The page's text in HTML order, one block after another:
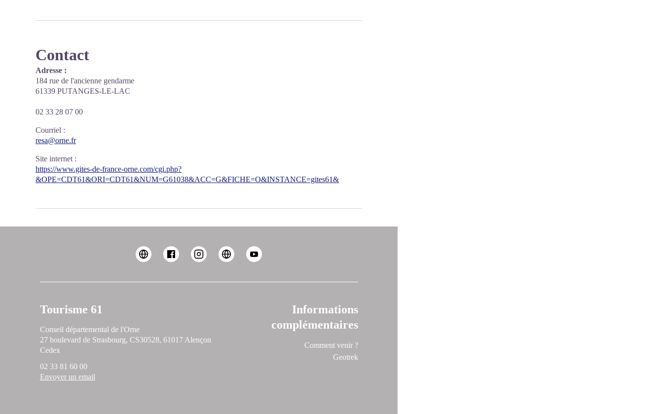
Contact
Adresse :
184 rue de l'ancienne gendarme
61339 PUTANGES-LE-LAC
02 33 28 07 00
Courriel :
resa@orne.fr
Site internet :
https://www.gites-de-france-orne.com/cgi.php?
&OPE=CDT61&ORI=CDT61&NUM=G61038&ACC=G&FICHE=O&INSTANCE=gites61&
Tourisme 61
Conseil départemental de l'Orne
27 boulevard de Strasbourg, CS30528, 61017 Alençon
Cedex
02 33 81 60 00
Envoyer un email
Informations
complémentaires
Comment venir ?
Geotrek